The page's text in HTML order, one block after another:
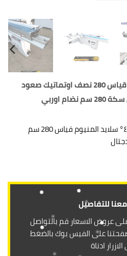
منشار صينية دبل قرص قلاب قياس 280 نصف اوتماتيك صعود
اوربي
للتفاصيل
عروض الاسعار قم بالتواصل
على الفيس بوك بالضغط
ادناة